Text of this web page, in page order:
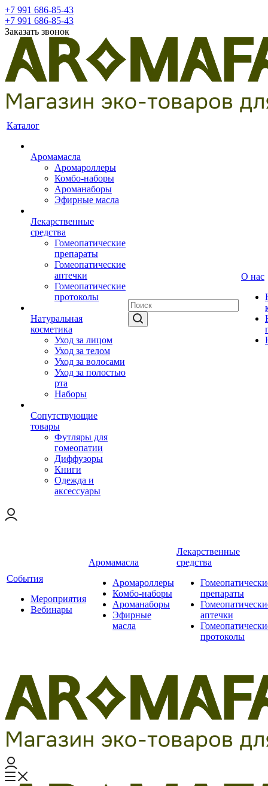
+7 991 686-85-43
+7 991 686-85-43
Заказать звонок
Каталог
Аромамасла
Аромароллеры
Комбо-наборы
Ароманаборы
Эфирные масла
Лекарственные
средства
Гомеопатические
препараты
Гомеопатические
аптечки
Гомеопатические
протоколы
Натуральная
косметика
Уход за лицом
Уход за телом
Уход за волосами
Уход за полостью
рта
Наборы
Сопутствующие
товары
Футляры для
гомеопатии
Диффузоры
Книги
Одежда и
аксессуары
О нас
События
Мероприятия
Вебинары
Аромамасла
Аромароллеры
Комбо-наборы
Ароманаборы
Эфирные
масла
Лекарственные
средства
препараты
аптечки
протоколы